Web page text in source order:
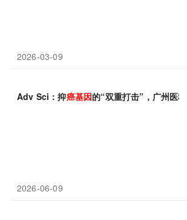
2026-03-09
Adv Sci：抑癌基因的“双重打击”，广州医
2026-06-09